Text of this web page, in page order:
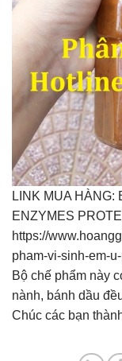
LINK MUA HÀNG:
ENZYMES
https://
pham-vi-sinh-em-
Bộ chế phẩm này
nành, bánh dầu
Chúc các bạn